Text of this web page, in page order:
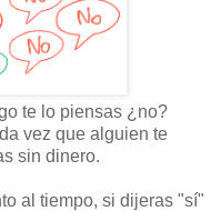
te lo piensas ¿no?
vez que alguien te
sin dinero.
al tiempo, si dijeras "sí"